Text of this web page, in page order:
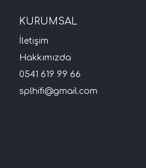
KURUMSAL
İletişim
Hakkımızda
0541 619 99 66
splhifi@gmail.com